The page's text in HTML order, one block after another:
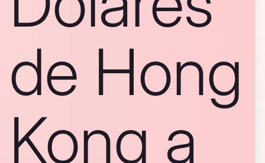
de Hong
Kong a